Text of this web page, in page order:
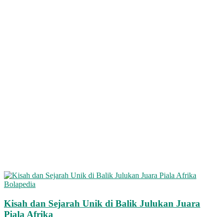
Bolapedia
Kisah dan Sejarah Unik di Balik Julukan Juara
Piala Afrika